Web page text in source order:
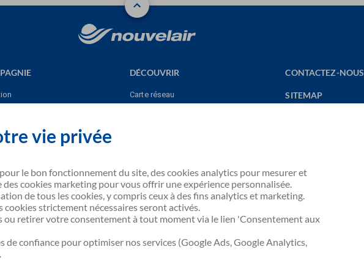
DÉCOUVRIR
Carte réseau
CONTACTEZ-NOUS
SITEMAP
vie privée
le bon fonctionnement du site, des cookies analytics pour mesurer et
cookies marketing pour vous offrir une expérience personnalisée.
de tous les cookies, y compris ceux à des fins analytics et marketing.
cookies strictement nécessaires seront activés.
ou retirer votre consentement à tout moment via le lien 'Consentement aux
de confiance pour optimiser nos services (Google Ads, Google Analytics,